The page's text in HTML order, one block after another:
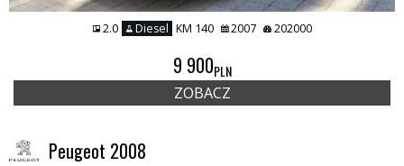
2.0 Diesel KM 140 2007 202000
9 900PLN
ZOBACZ
Peugeot 2008